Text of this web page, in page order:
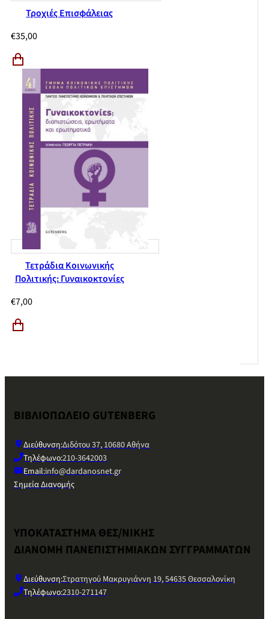
Τροχιές Επισφάλειας
€35,00
Τετράδια Κοινωνικής
Πολιτικής: Γυναικοκτονίες
€7,00
ΒΙΒΛΙΟΠΩΛΕΙΟ GUTENBERG
Διεύθυνση:Διδότου 37, 10680 Αθήνα
Τηλέφωνο:210-3642003
Email:info@dardanosnet.gr
Σημεία Διανομής
ΥΠΟΚΑΤΑΣΤΗΜΑ ΘΕΣ/ΝΙΚΗΣ
ΔΙΑΝΟΜΗ ΠΑΝΕΠΙΣΤΗΜΙΑΚΩΝ ΣΥΓΓΡΑΜΜΑΤΩΝ
Διεύθυνση:Στρατηγού Μακρυγιάννη 19, 54635 Θεσσαλονίκη
Τηλέφωνο:2310-271147